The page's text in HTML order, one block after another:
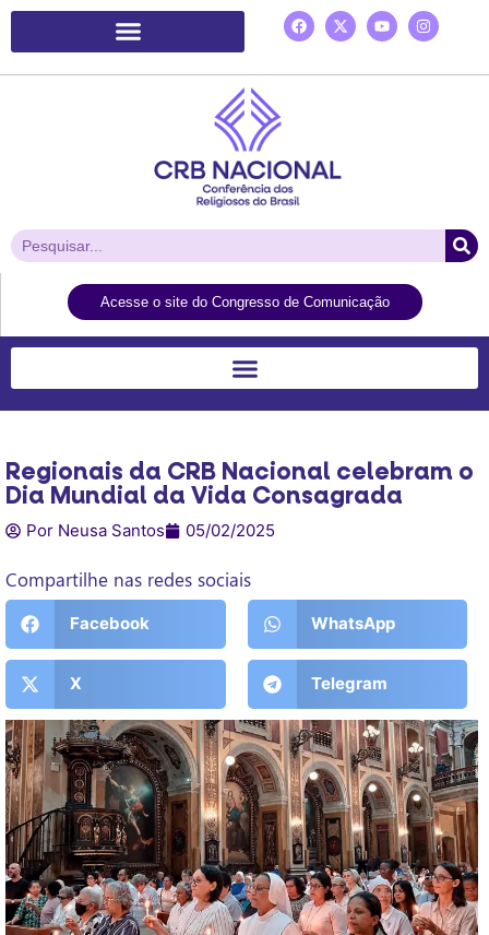
Acesse o site do Congresso de Comunicação
Regionais da CRB Nacional celebram o
Dia Mundial da Vida Consagrada
Por Neusa Santos 05/02/2025
Compartilhe nas redes sociais
Facebook WhatsApp
X Telegram